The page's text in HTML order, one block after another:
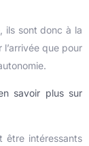
, ils sont donc à la
que pour
savoir plus sur
être intéressants